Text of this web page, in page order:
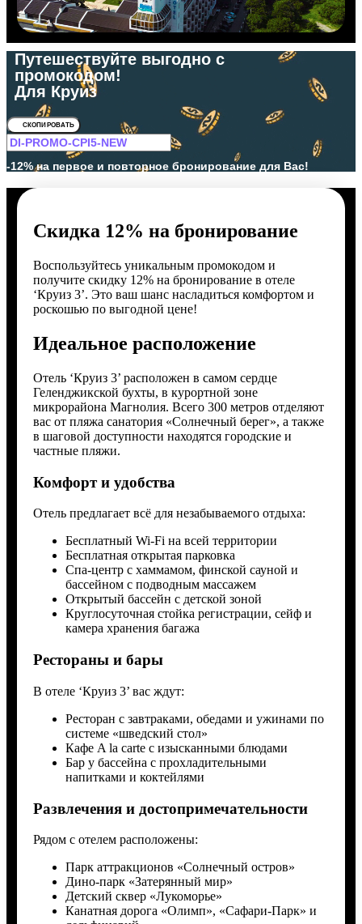
Путешествуйте выгодно с
промокодом!
Для Круиз
СКОПИРОВАТЬ
-12% на первое и повторное бронирование для Вас!
Скидка 12% на бронирование
Воспользуйтесь уникальным промокодом и
получите скидку 12% на бронирование в отеле
‘Круиз 3’. Это ваш шанс насладиться комфортом и
роскошью по выгодной цене!
Идеальное расположение
Отель ‘Круиз 3’ расположен в самом сердце
Геленджикской бухты, в курортной зоне
микрорайона Магнолия. Всего 300 метров отделяют
вас от пляжа санатория «Солнечный берег», а также
в шаговой доступности находятся городские и
частные пляжи.
Комфорт и удобства
Отель предлагает всё для незабываемого отдыха:
Бесплатный Wi-Fi на всей территории
Бесплатная открытая парковка
Спа-центр с хаммамом, финской сауной и
бассейном с подводным массажем
Открытый бассейн с детской зоной
Круглосуточная стойка регистрации, сейф и
камера хранения багажа
Рестораны и бары
В отеле ‘Круиз 3’ вас ждут:
Ресторан с завтраками, обедами и ужинами по
системе «шведский стол»
Кафе A la carte с изысканными блюдами
Бар у бассейна с прохладительными
напитками и коктейлями
Развлечения и достопримечательности
Рядом с отелем расположены:
Парк аттракционов «Солнечный остров»
Дино-парк «Затерянный мир»
Детский сквер «Лукоморье»
Канатная дорога «Олимп», «Сафари-Парк» и